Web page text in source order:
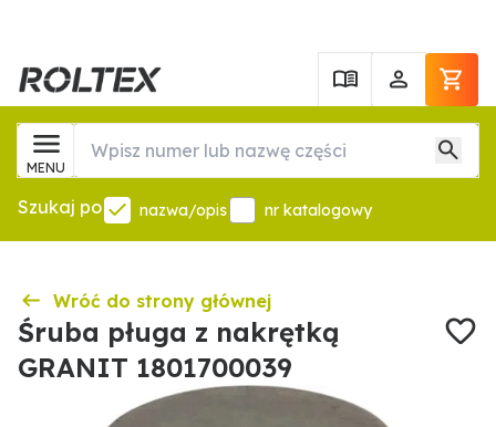
MENU
Szukaj po nazwa/opis nr katalogowy
Wróć do strony głównej
Śruba pługa z nakrętką
GRANIT 1801700039